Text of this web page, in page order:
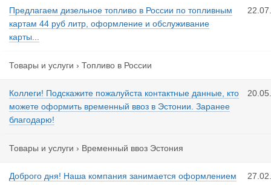
Предлагаем дизельное топливо в России по топливным
картам 44 руб литр, оформление и обслуживание
карты...
Товары и услуги › Топливо в России
Коллеги! Подскажите пожалуйста контактные данные, кто
можете оформить временный ввоз в Эстонии. Заранее
благодарю!
Товары и услуги › Временный ввоз Эстония
Доброго дня! Наша компания занимается оформлением